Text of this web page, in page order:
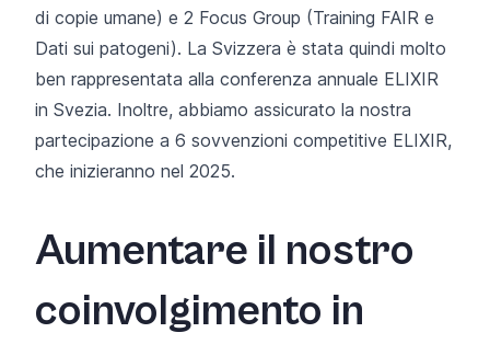
di copie umane) e 2 Focus Group (Training FAIR e
Dati sui patogeni). La Svizzera è stata quindi molto
ben rappresentata alla conferenza annuale ELIXIR
in Svezia. Inoltre, abbiamo assicurato la nostra
partecipazione a 6 sovvenzioni competitive ELIXIR,
che inizieranno nel 2025.
Aumentare il nostro
coinvolgimento in